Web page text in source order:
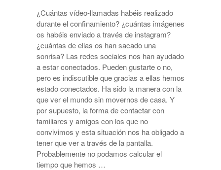
¿Cuántas vídeo-llamadas habéis realizado
durante el confinamiento? ¿cuántas imágenes
os habéis enviado a través de instagram?
¿cuántas de ellas os han sacado una
sonrisa? Las redes sociales nos han ayudado
a estar conectados. Pueden gustarte o no,
pero es indiscutible que gracias a ellas hemos
estado conectados. Ha sido la manera con la
que ver el mundo sin movernos de casa. Y
por supuesto, la forma de contactar con
familiares y amigos con los que no
convivimos y esta situación nos ha obligado a
tener que ver a través de la pantalla.
Probablemente no podamos calcular el
tiempo que hemos …